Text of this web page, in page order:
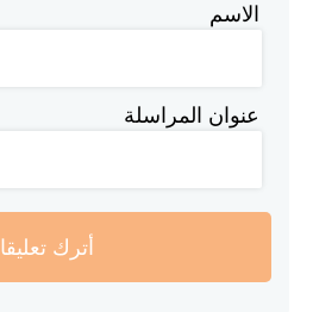
الاسم
عنوان المراسلة
أترك تعليقا